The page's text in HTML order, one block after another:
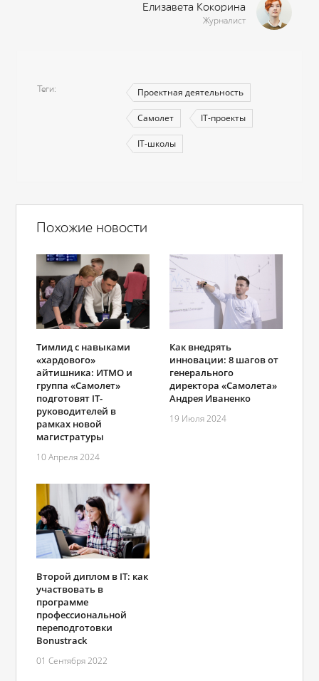
Елизавета Кокорина
Журналист
Теги Проектная деятельность
Самолет IT-проекты
IT-школы
Похожие новости
Тимлид с навыками
«хардового»
айтишника: ИТМО и
группа «Самолет»
подготовят IT-
руководителей в
рамках новой
магистратуры
10 Апреля 2024
Как внедрять
инновации: 8 шагов от
генерального
директора «Самолета»
Андрея Иваненко
19 Июля 2024
Второй диплом в IT: как
участвовать в
программе
профессиональной
переподготовки
Bonustrack
01 Сентября 2022